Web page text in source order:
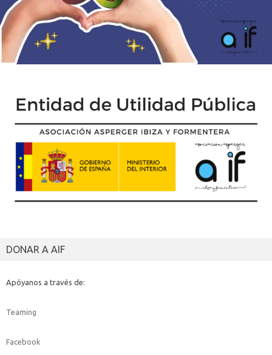
DONAR A AIF
Apóyanos a través de:
Teaming
Facebook